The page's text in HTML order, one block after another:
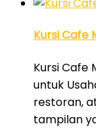
Kursi Cafe
Kursi Cafe
untuk
restoran,
tampilan